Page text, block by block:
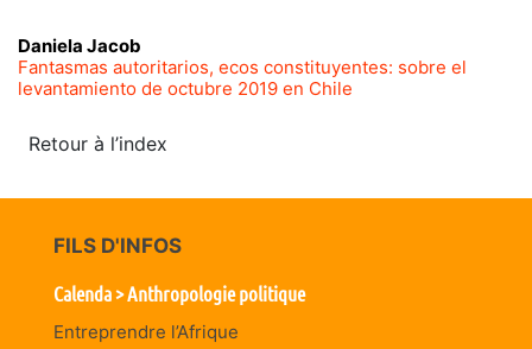
Daniela Jacob
Fantasmas autoritarios, ecos constituyentes: sobre el
levantamiento de octubre 2019 en Chile
Retour à l’index
FILS D'INFOS
Calenda > Anthropologie politique
Entreprendre l’Afrique